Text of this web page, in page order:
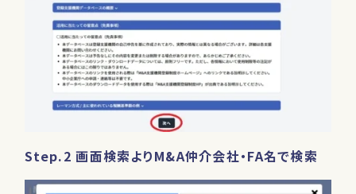
Step.2 画面検索よりM&A仲介会社・FA名で検索